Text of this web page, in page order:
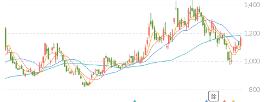
800
1,000
1,200
1,400
除